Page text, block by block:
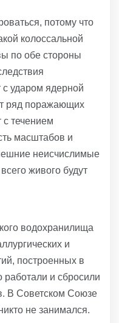
потому что
колоссальной
по обе стороны
ударом ядерной
ряд поражающих
течением
масштабов и
неисчислимые
живого будут
водохранилища
и
построенных в
работали и сбросили
В Советском Союзе
не занимался.